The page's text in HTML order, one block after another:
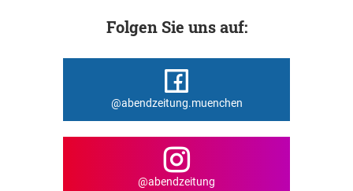
Folgen Sie uns auf:
@abendzeitung.muenchen
@abendzeitung